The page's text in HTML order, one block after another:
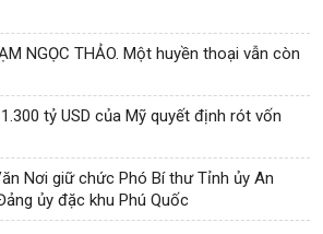
NGỌC THẢO. Một huyền thoại vẫn còn
tỷ USD của Mỹ quyết định rót vốn
Nơi giữ chức Phó Bí thư Tỉnh ủy An
ủy đặc khu Phú Quốc